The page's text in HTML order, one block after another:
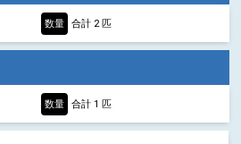
数量 合計 2 匹
数量 合計 1 匹